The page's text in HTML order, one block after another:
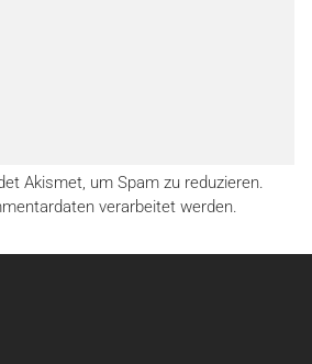
Akismet, um Spam zu reduzieren.
verarbeitet werden.